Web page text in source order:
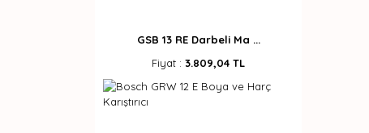
GSB 13 RE Darbeli Ma ...
Fiyat : 3.809,04 TL